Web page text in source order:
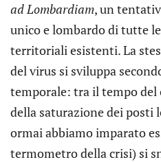
ad Lombardiam, un
unico e lombardo di tutte
territoriali esistenti. La
del virus si sviluppa
temporale: tra il tempo del
della saturazione dei posti
ormai abbiamo imparato
termometro della crisi) si